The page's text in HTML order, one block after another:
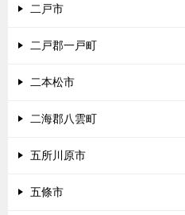
二戸市
二戸郡一戸町
二本松市
二海郡八雲町
五所川原市
五條市